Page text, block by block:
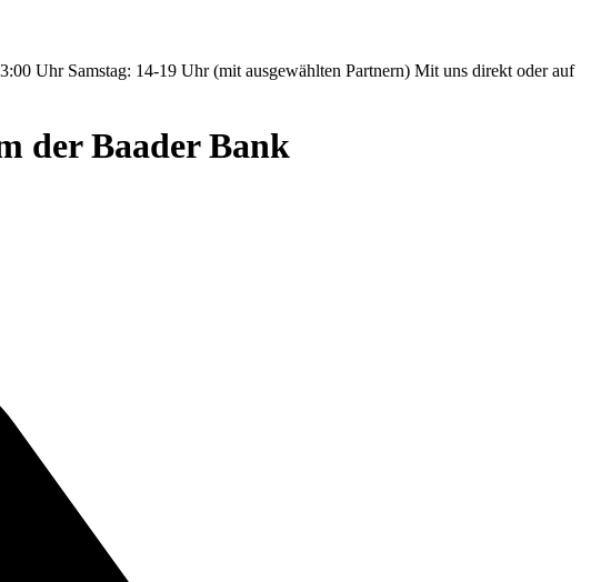
Uhr Samstag: 14-19 Uhr (mit ausgewählten Partnern) Mit uns direkt oder auf
der Baader Bank